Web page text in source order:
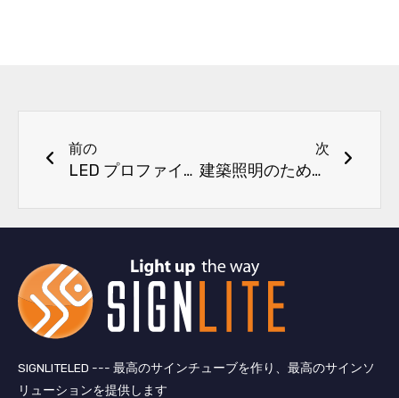
前の
LED プロファイルと照明ソリューション: 最新の線形照明の完全ガイド
次
建築照明のための LED リニア モジュール ソリューション
SIGNLITELED --- 最高のサインチューブを作り、最高のサインソ
リューションを提供します